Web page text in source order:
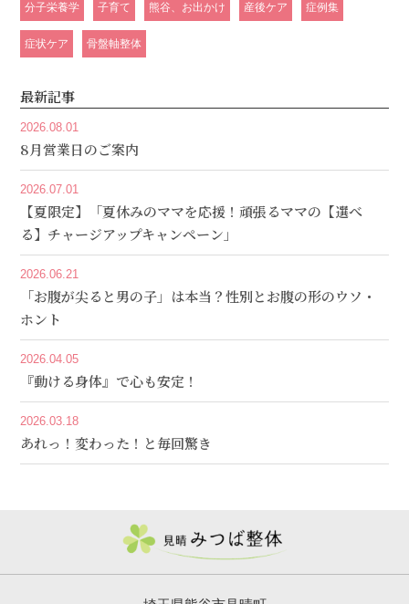
分子栄養学 子育て 熊谷、お出かけ 産後ケア 症例集
症状ケア 骨盤軸整体
最新記事
2026.08.01
8月営業日のご案内
2026.07.01
【夏限定】「夏休みのママを応援！頑張るママの【選べ
る】チャージアップキャンペーン」
2026.06.21
「お腹が尖ると男の子」は本当？性別とお腹の形のウソ・
ホント
2026.04.05
『動ける身体』で心も安定！
2026.03.18
あれっ！変わった！と毎回驚き